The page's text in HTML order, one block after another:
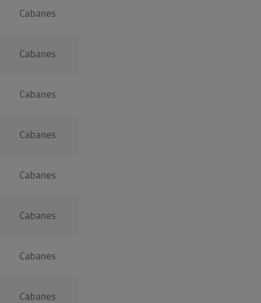
Cabanes
Cabanes
Cabanes
Cabanes
Cabanes
Cabanes
Cabanes
Cabanes